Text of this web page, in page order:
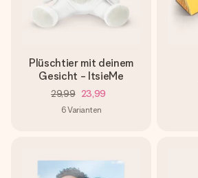
Plüschtier mit deinem
Gesicht - ItsieMe
29,99 23,99
6Varianten